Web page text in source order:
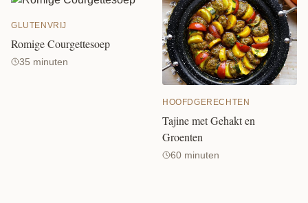
GLUTENVRIJ
Romige Courgettesoep
35 minuten
HOOFDGERECHTEN
Tajine met Gehakt en
Groenten
60 minuten